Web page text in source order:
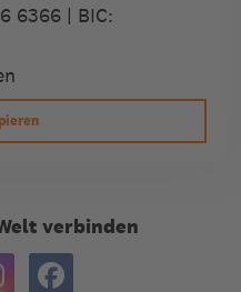
6366 | BIC:
verbinden